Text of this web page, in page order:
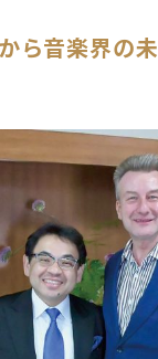
ら音楽界の